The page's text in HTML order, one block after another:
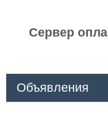
Сервер
Объявления